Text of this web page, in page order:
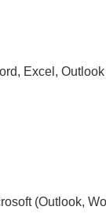
Excel, Outlook
(Outlook,